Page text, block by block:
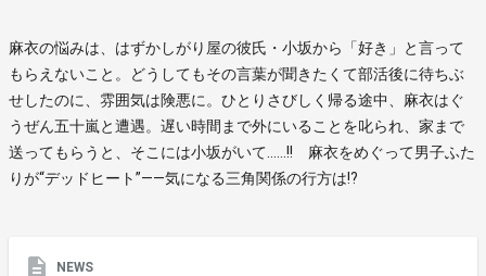
麻衣の悩みは、はずかしがり屋の彼氏・小坂から「好き」と言って
もらえないこと。どうしてもその言葉が聞きたくて部活後に待ちぶ
せしたのに、雰囲気は険悪に。ひとりさびしく帰る途中、麻衣はぐ
うぜん五十嵐と遭遇。遅い時間まで外にいることを叱られ、家まで
送ってもらうと、そこには小坂がいて……!! 麻衣をめぐって男子ふた
りが“デッドヒート”――気になる三角関係の行方は!?
NEWS